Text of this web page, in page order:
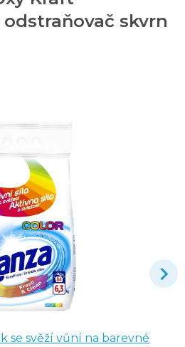
skvrn